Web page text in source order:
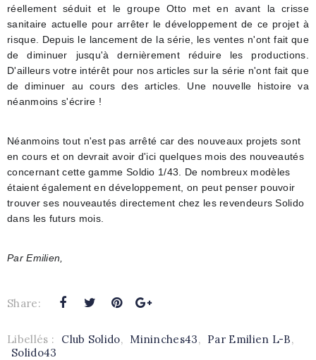
réellement séduit et le groupe Otto met en avant la crisse
sanitaire actuelle pour arrêter le développement de ce projet à
risque. Depuis le lancement de la série, les ventes n'ont fait que
de diminuer jusqu'à dernièrement réduire les productions.
D'ailleurs votre intérêt pour nos articles sur la série n'ont fait que
de diminuer au cours des articles. Une nouvelle histoire va
néanmoins s'écrire !
Néanmoins tout n'est pas arrêté car des nouveaux projets sont
en cours et on devrait avoir d'ici quelques mois des nouveautés
concernant cette gamme Soldio 1/43. De nombreux modèles
étaient également en développement, on peut penser pouvoir
trouver ses nouveautés directement chez les revendeurs Solido
dans les futurs mois.
Par Emilien,
Share:
Libellés : Club Solido, Mininches43, Par Emilien L-B,
Solido43